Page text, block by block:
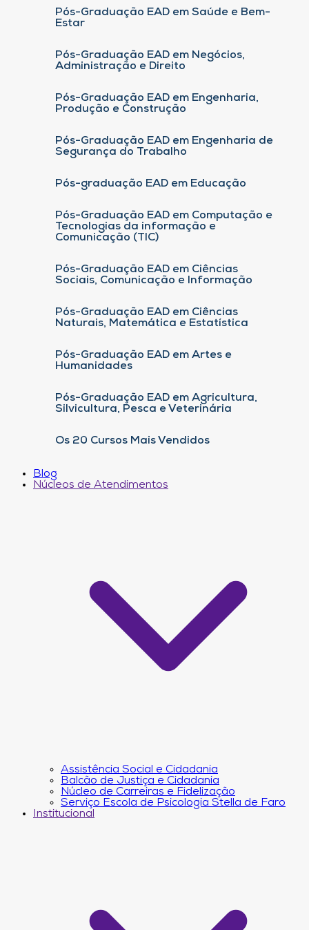
Pós-Graduação EAD em Saúde e Bem-
Estar
Pós-Graduação EAD em Negócios,
Administração e Direito
Pós-Graduação EAD em Engenharia,
Produção e Construção
Pós-Graduação EAD em Engenharia de
Segurança do Trabalho
Pós-graduação EAD em Educação
Pós-Graduação EAD em Computação e
Tecnologias da informação e
Comunicação (TIC)
Pós-Graduação EAD em Ciências
Sociais, Comunicação e Informação
Pós-Graduação EAD em Ciências
Naturais, Matemática e Estatística
Pós-Graduação EAD em Artes e
Humanidades
Pós-Graduação EAD em Agricultura,
Silvicultura, Pesca e Veterinária
Os 20 Cursos Mais Vendidos
Blog
Núcleos de Atendimentos
Assistência Social e Cidadania
Balcão de Justiça e Cidadania
Núcleo de Carreiras e Fidelização
Serviço Escola de Psicologia Stella de Faro
Institucional